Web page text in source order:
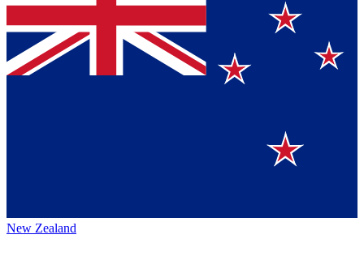
New Zealand